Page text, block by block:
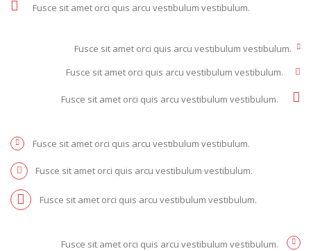
Fusce sit amet orci quis arcu vestibulum vestibulum.
Fusce sit amet orci quis arcu vestibulum vestibulum.
Fusce sit amet orci quis arcu vestibulum vestibulum.
Fusce sit amet orci quis arcu vestibulum vestibulum.
Fusce sit amet orci quis arcu vestibulum vestibulum.
Fusce sit amet orci quis arcu vestibulum vestibulum.
Fusce sit amet orci quis arcu vestibulum vestibulum.
Fusce sit amet orci quis arcu vestibulum vestibulum.